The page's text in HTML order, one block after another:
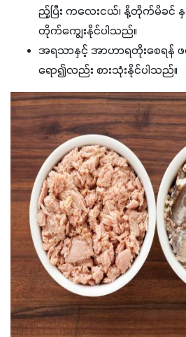
ည့်ပြီး ကလေးငယ်၊ နို့တိုက်မိခင် နှ
တိုက်ကျွေးနိုင်ပါသည်။
အရသာနှင့် အာဟာရတိုးစေရန် ဖ
ရော၍လည်း စားသုံးနိုင်ပါသည်။